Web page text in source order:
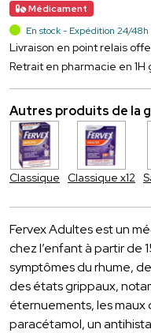
Médicament
En stock - Expédition 24/48h
Livraison en point relais
Retrait en pharmacie en 1H
Autres produits de la
Classique Classique x12
Fervex Adultes est un
chez l’enfant à partir de
symptômes du rhume,
des états grippaux,
éternuements, les maux
paracétamol, un